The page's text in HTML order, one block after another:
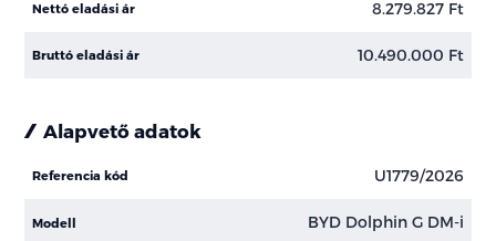
Nettó eladási ár 8.279.827 Ft
Bruttó eladási ár 10.490.000 Ft
Alapvető adatok
Referencia kód U1779/2026
Modell BYD Dolphin G DM-i